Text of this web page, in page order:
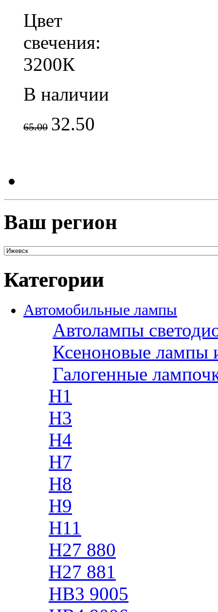
Цвет
свечения:
3200К
В наличии
65.00 32.50
Ваш регион
Категории
Автомобильные лампы
Автолампы
Ксеноновые лампы
Галогенные
H1
H3
H4
H7
H8
H9
H11
H27 880
H27 881
HB3 9005